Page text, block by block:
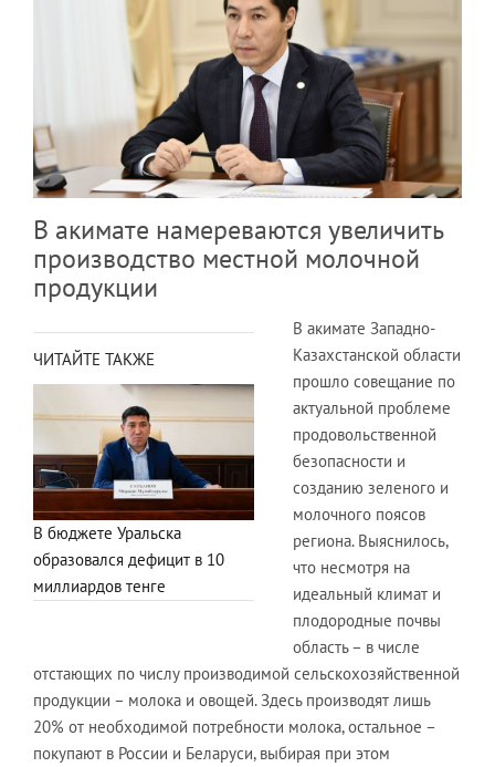
В акимате намереваются увеличить
производство местной молочной
продукции
ЧИТАЙТЕ ТАКЖЕ
В бюджете Уральска
образовался дефицит в 10
миллиардов тенге
В акимате Западно-
Казахстанской области
прошло совещание по
актуальной проблеме
продовольственной
безопасности и
созданию зеленого и
молочного поясов
региона. Выяснилось,
что несмотря на
идеальный климат и
плодородные почвы
область – в числе
отстающих по числу производимой сельскохозяйственной
продукции – молока и овощей. Здесь производят лишь
20% от необходимой потребности молока, остальное –
покупают в России и Беларуси, выбирая при этом